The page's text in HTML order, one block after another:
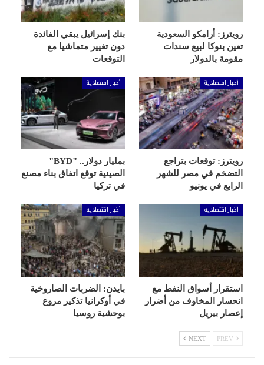
رويترز: أرامكو السعودية
تعين بنوكا لبيع سندات
مقومة بالدولار
بنك إسرائيل يبقي الفائدة
دون تغيير متماشيا مع
التوقعات
أخبار اقتصادية
رويترز: توقعات بتراجع
التضخم في مصر للشهر
الرابع في يونيو
أخبار اقتصادية
بمليار دولار.. "BYD"
الصينية توقع اتفاق بناء مصنع
في تركيا
أخبار اقتصادية
استقرار أسواق النفط مع
انحسار المخاوف من أضرار
إعصار بيريل
أخبار اقتصادية
بايدن: الضربات الصاروخية
في أوكرانيا تذكير مروع
بوحشية روسيا
NEXT